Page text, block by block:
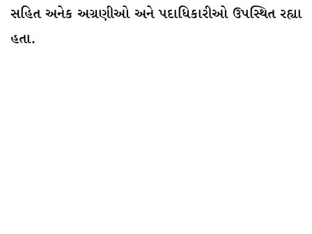
સહિત અનેક અગ્રણીઓ અને પદાધિકારીઓ ઉપસ્થિત રહ્યા
હતા.